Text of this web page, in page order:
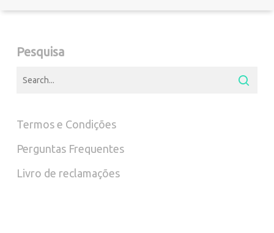
Pesquisa
Termos e Condições
Perguntas Frequentes
Livro de reclamações